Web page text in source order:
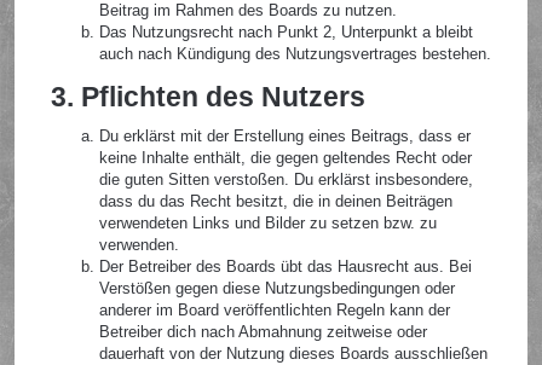
Beitrag im Rahmen des Boards zu nutzen.
Das Nutzungsrecht nach Punkt 2, Unterpunkt a bleibt
auch nach Kündigung des Nutzungsvertrages bestehen.
3. Pflichten des Nutzers
Du erklärst mit der Erstellung eines Beitrags, dass er
keine Inhalte enthält, die gegen geltendes Recht oder
die guten Sitten verstoßen. Du erklärst insbesondere,
dass du das Recht besitzt, die in deinen Beiträgen
verwendeten Links und Bilder zu setzen bzw. zu
verwenden.
Der Betreiber des Boards übt das Hausrecht aus. Bei
Verstößen gegen diese Nutzungsbedingungen oder
anderer im Board veröffentlichten Regeln kann der
Betreiber dich nach Abmahnung zeitweise oder
dauerhaft von der Nutzung dieses Boards ausschließen